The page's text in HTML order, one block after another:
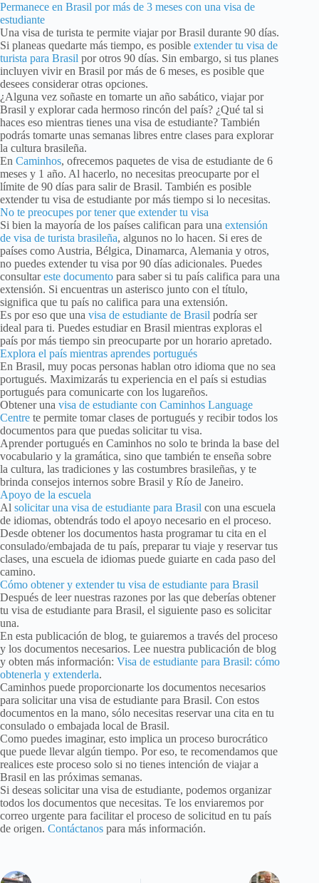
Permanece en Brasil por más de 3 meses con una visa de
estudiante
Una visa de turista te permite viajar por Brasil durante 90 días.
Si planeas quedarte más tiempo, es posible extender tu visa de
turista para Brasil por otros 90 días. Sin embargo, si tus planes
incluyen vivir en Brasil por más de 6 meses, es posible que
desees considerar otras opciones.
¿Alguna vez soñaste en tomarte un año sabático, viajar por
Brasil y explorar cada hermoso rincón del país? ¿Qué tal si
haces eso mientras tienes una visa de estudiante? También
podrás tomarte unas semanas libres entre clases para explorar
la cultura brasileña.
En Caminhos, ofrecemos paquetes de visa de estudiante de 6
meses y 1 año. Al hacerlo, no necesitas preocuparte por el
límite de 90 días para salir de Brasil. También es posible
extender tu visa de estudiante por más tiempo si lo necesitas.
No te preocupes por tener que extender tu visa
Si bien la mayoría de los países califican para una extensión
de visa de turista brasileña, algunos no lo hacen. Si eres de
países como Austria, Bélgica, Dinamarca, Alemania y otros,
no puedes extender tu visa por 90 días adicionales. Puedes
consultareste documento para saber si tu país califica para una
extensión. Si encuentras un asterisco junto con el título,
significa que tu país no califica para una extensión.
Es por eso que una visa de estudiante de Brasil podría ser
ideal para ti. Puedes estudiar en Brasil mientras exploras el
país por más tiempo sin preocuparte por un horario apretado.
Explora el país mientras aprendes portugués
En Brasil, muy pocas personas hablan otro idioma que no sea
portugués. Maximizarás tu experiencia en el país si estudias
portugués para comunicarte con los lugareños.
Obtener una visa de estudiante con Caminhos Language
Centre te permite tomar clases de portugués y recibir todos los
documentos para que puedas solicitar tu visa.
Aprender portugués en Caminhos no solo te brinda la base del
vocabulario y la gramática, sino que también te enseña sobre
la cultura, las tradiciones y las costumbres brasileñas, y te
brinda consejos internos sobre Brasil y Río de Janeiro.
Apoyo de la escuela
Al solicitar una visa de estudiante para Brasil con una escuela
de idiomas, obtendrás todo el apoyo necesario en el proceso.
Desde obtener los documentos hasta programar tu cita en el
consulado/embajada de tu país, preparar tu viaje y reservar tus
clases, una escuela de idiomas puede guiarte en cada paso del
camino.
Cómo obtener y extender tu visa de estudiante para Brasil
Después de leer nuestras razones por las que deberías obtener
tu visa de estudiante para Brasil, el siguiente paso es solicitar
una.
En esta publicación de blog, te guiaremos a través del proceso
y los documentos necesarios. Lee nuestra publicación de blog
y obten más información: Visa de estudiante para Brasil: cómo
obtenerla y extenderla.
Caminhos puede proporcionarte los documentos necesarios
para solicitar una visa de estudiante para Brasil. Con estos
documentos en la mano, sólo necesitas reservar una cita en tu
consulado o embajada local de Brasil.
Como puedes imaginar, esto implica un proceso burocrático
que puede llevar algún tiempo. Por eso, te recomendamos que
realices este proceso solo si no tienes intención de viajar a
Brasil en las próximas semanas.
Si deseas solicitar una visa de estudiante, podemos organizar
todos los documentos que necesitas. Te los enviaremos por
correo urgente para facilitar el proceso de solicitud en tu país
de origen. Contáctanos para más información.